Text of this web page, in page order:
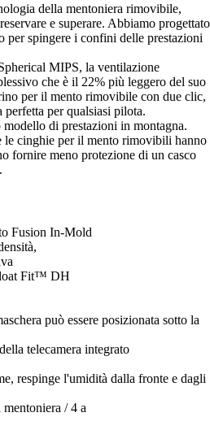
della mentoniera rimovibile,
e superare. Abbiamo progettato
per spingere i confini delle prestazioni
MIPS, la ventilazione
che è il 22% più leggero del suo
per il mento rimovibile con due clic,
per qualsiasi pilota.
di prestazioni in montagna.
le cinghie per il mento rimovibili hanno
fornire meno protezione di un casco
Fusion In-Mold
Fit™ DH
può essere posizionata sotto la
telecamera integrato
respinge l'umidità dalla fronte e dagli
/ 4 a